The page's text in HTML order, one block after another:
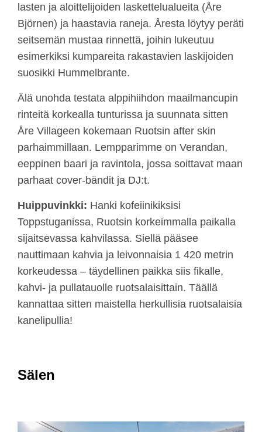
lasten ja aloittelijoiden laskettelualueita (Åre
Björnen) ja haastavia raneja. Åresta löytyy peräti
seitsemän mustaa rinnettä, joihin lukeutuu
esimerkiksi kumpareita rakastavien laskijoiden
suosikki Hummelbrante.
Älä unohda testata alppihiihdon maailmancupin
rinteitä korkealla tunturissa ja suunnata sitten
Åre Villageen kokemaan Ruotsin after skin
parhaimmillaan. Lempparimme on Verandan,
eeppinen baari ja ravintola, jossa soittavat maan
parhaat cover-bändit ja DJ:t.
Huippuvinkki: Hanki kofeiinikiksisi
Toppstuganissa, Ruotsin korkeimmalla paikalla
sijaitsevassa kahvilassa. Siellä pääsee
nauttimaan kahvia ja leivonnaisia 1 420 metrin
korkeudessa – täydellinen paikka siis fikalle,
kahvi- ja pullatauolle ruotsalaisittain. Täällä
kannattaa sitten maistella herkullisia ruotsalaisia
kanelipullia!
Sälen